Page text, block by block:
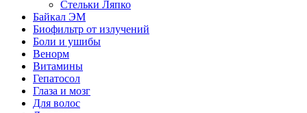
Стельки Ляпко
Байкал ЭМ
Биофильтр от излучений
Боли и ушибы
Венорм
Витамины
Гепатосол
Глаза и мозг
Для волос